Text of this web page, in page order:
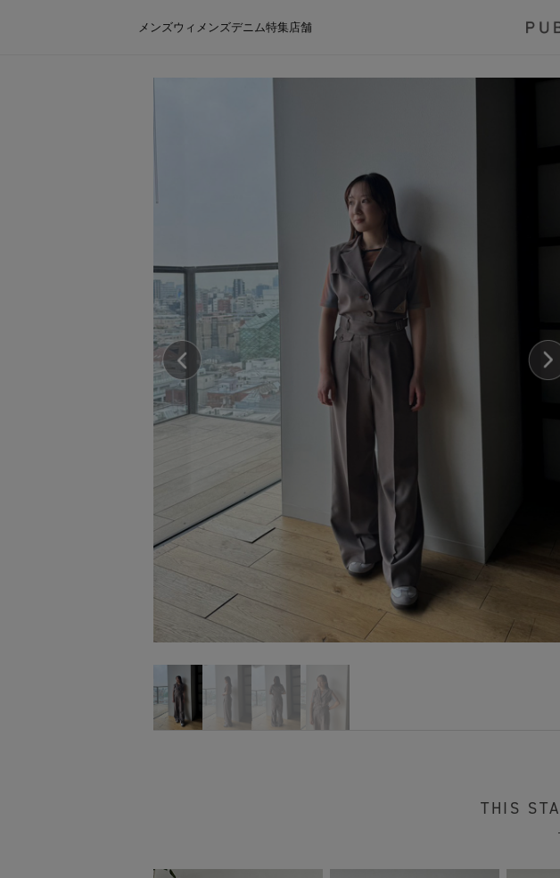
メンズウィメンズデニム特集店舗
THIS